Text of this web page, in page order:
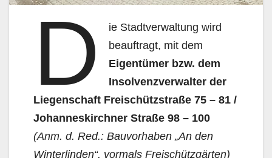
D
ie Stadtverwaltung wird
beauftragt, mit dem
Eigentümer bzw. dem
Insolvenzverwalter der
Liegenschaft Freischützstraße 75 – 81 /
Johanneskirchner Straße 98 – 100
(Anm. d. Red.: Bauvorhaben „An den
Winterlinden“, vormals Freischützgärten)